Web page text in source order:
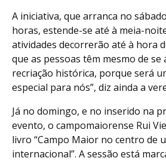
A iniciativa, que arranca no
horas, estende-se até à meia-
atividades decorrerão até à hora
que as pessoas têm mesmo de se
recriação histórica, porque será
especial para nós”, diz ainda a
Já no domingo, e no inserido na
evento, o campomaiorense Rui
livro “Campo Maior no centro de
internacional”. A sessão está